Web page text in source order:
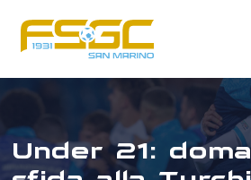
Under 21:
sfida alla